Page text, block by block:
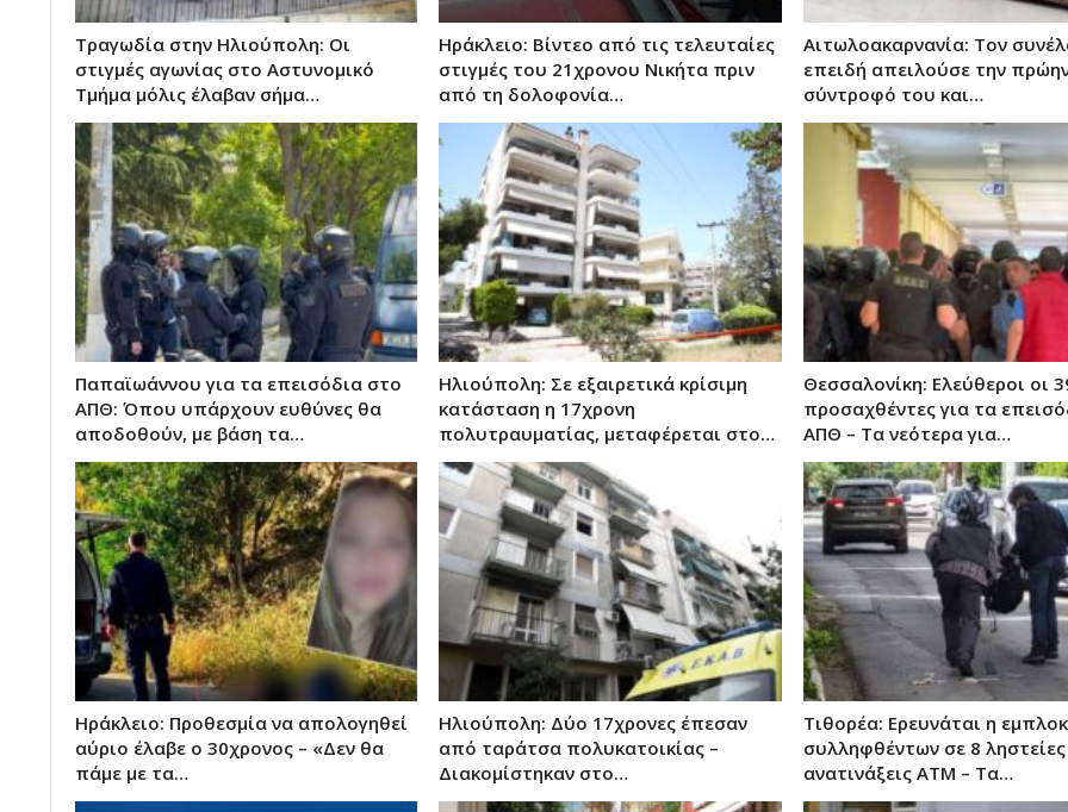
Τραγωδία στην Ηλιούπολη: Οι
στιγμές αγωνίας στο Αστυνομικό
Τμήμα μόλις έλαβαν σήμα…
Ηράκλειο: Βίντεο από τις τελευταίες
στιγμές του 21χρονου Νικήτα πριν
από τη δολοφονία…
Αιτωλοακαρνανία: Τον
επειδή απειλούσε την
σύντροφό του και…
Παπαϊωάννου για τα επεισόδια στο
ΑΠΘ: Όπου υπάρχουν ευθύνες θα
αποδοθούν, με βάση τα…
Ηλιούπολη: Σε εξαιρετικά κρίσιμη
κατάσταση η 17χρονη
πολυτραυματίας, μεταφέρεται στο…
Θεσσαλονίκη: Ελεύθεροι οι
προσαχθέντες για τα
ΑΠΘ – Τα νεότερα για…
Ηράκλειο: Προθεσμία να απολογηθεί
αύριο έλαβε ο 30χρονος – «Δεν θα
πάμε με τα…
Ηλιούπολη: Δύο 17χρονες έπεσαν
από ταράτσα πολυκατοικίας –
Διακομίστηκαν στο…
Τιθορέα: Ερευνάται η
συλληφθέντων σε 8 ληστείες
ανατινάξεις ΑΤΜ – Τα…